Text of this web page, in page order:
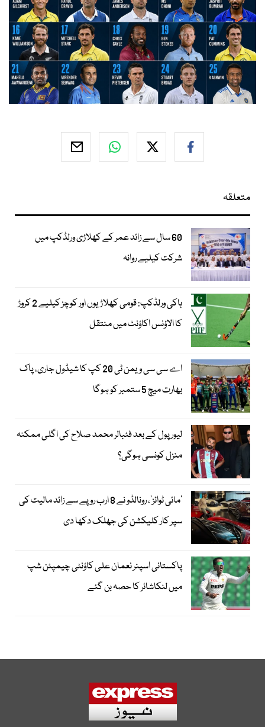
متعلقہ
60 سال سے زائد عمر کے کھلاڑی ورلڈکپ میں
شرکت کیلیے روانہ
ہاکی ورلڈکپ: قومی کھلاڑیوں اور کوچز کیلیے 2 کروڑ
کا الاؤنس اکاؤنٹ میں منتقل
اے سی سی ویمن ٹی 20 کپ کا شیڈول جاری، پاک
بھارت میچ 5 ستمبر کو ہوگا
لیور پول کے بعد فٹبالر محمد صلاح کی اگلی ممکنہ
منزل کونسی ہوگی؟
’مائی ٹوائز‘، رونالڈو نے 8 ارب روپے سے زائد مالیت کی
سپر کار کلیکشن کی جھلک دکھا دی
پاکستانی اسپنر نعمان علی کاؤنٹی چیمپئن شپ
میں لنکاشائر کا حصہ بن گئے